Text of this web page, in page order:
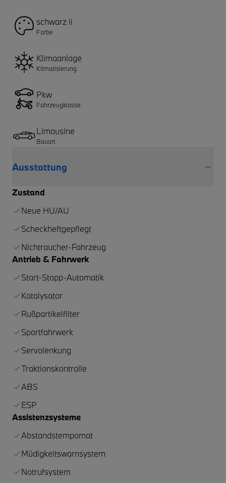
schwarz ii
Farbe
Klimaanlage
Klimatisierung
Pkw
Fahrzeugklasse
Limousine
Bauart
Ausstattung
Zustand
Neue HU/AU
Scheckheftgepflegt
Nichtraucher-Fahrzeug
Antrieb & Fahrwerk
Start-Stopp-Automatik
Katalysator
Rußpartikelfilter
Sportfahrwerk
Servolenkung
Traktionskontrolle
ABS
ESP
Assistenzsysteme
Abstandstempomat
Müdigkeitswarnsystem
Notrufsystem